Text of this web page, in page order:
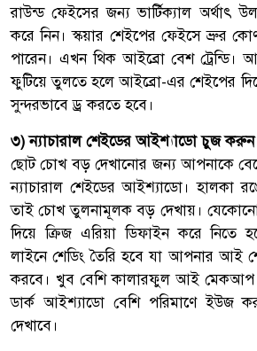
রাউন্ড ফেইসের জন্য ভার্টিক্যাল অর্থাৎ
করে নিন। স্কয়ার শেইপের ফেইসে ভ্রুর
পারেন। এখন থিক আইব্রো বেশ
ফুটিয়ে তুলতে হলে আইব্রো-এর শেইপের
সুন্দরভাবে ড্র করতে হবে।
৩) ন্যাচারাল শেইডের আইশ্যাডো চুজ করুন
ছোট চোখ বড় দেখানোর জন্য আপনাকে
ন্যাচারাল শেইডের আইশ্যাডো। হালকা
তাই চোখ তুলনামূলক বড় দেখায়।
দিয়ে ক্রিজ এরিয়া ডিফাইন করে নিতে
লাইনে শেডিং তৈরি হবে যা আপনার আই
করবে। খুব বেশি কালারফুল আই মেকআপ
ডার্ক আইশ্যাডো বেশি পরিমাণে
দেখাবে।